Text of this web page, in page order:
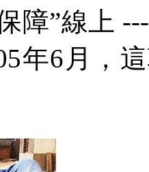
障”線上
年6 月，